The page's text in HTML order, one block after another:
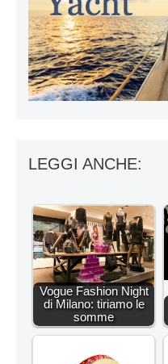
LEGGI ANCHE:
Vogue Fashion Night
di Milano: tiriamo le
somme